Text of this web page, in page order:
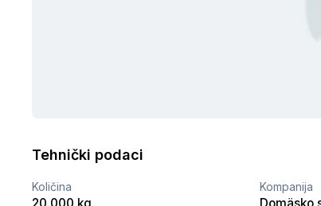
Tehnički podaci
Količina Kompanija